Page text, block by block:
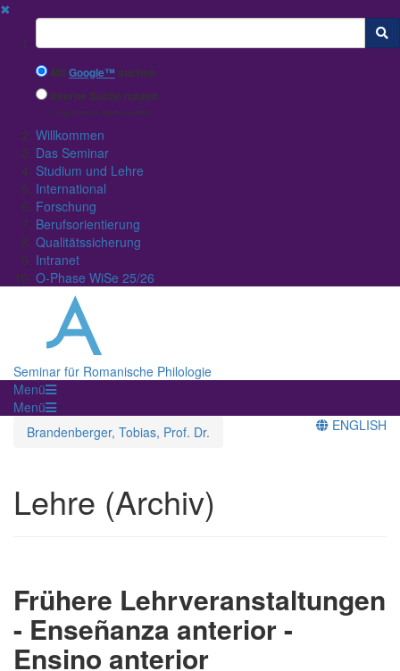
✖
Suchbegriff
MitGoogle™ suchen
Interne Suche nutzen
(eingeschränkte Ergebnisqualität)
Willkommen
Das Seminar
Studium und Lehre
International
Forschung
Berufsorientierung
Qualitätssicherung
Intranet
O-Phase WiSe 25/26
Seminar für Romanische Philologie
Menü
Menü
Brandenberger, Tobias, Prof. Dr.
ENGLISH
Lehre (Archiv)
Frühere Lehrveranstaltungen
- Enseñanza anterior -
Ensino anterior